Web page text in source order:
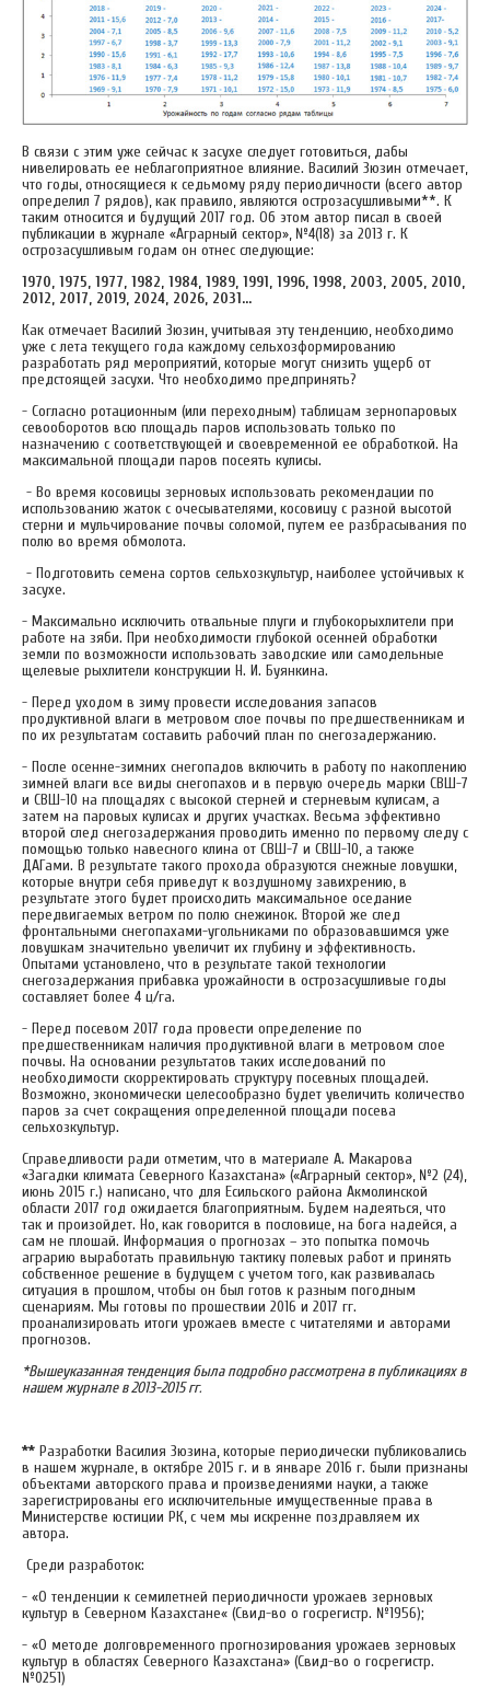
В связи с этим уже сейчас к засухе следует готовиться, дабы
нивелировать ее неблагоприятное влияние. Василий Зюзин отмечает,
что годы, относящиеся к седьмому ряду периодичности (всего автор
определил 7 рядов), как правило, являются острозасушливыми**. К
таким относится и будущий 2017 год. Об этом автор писал в своей
публикации в журнале «Аграрный сектор», №4(18) за 2013 г. К
острозасушливым годам он отнес следующие:
1970, 1975, 1977, 1982, 1984, 1989, 1991, 1996, 1998, 2003, 2005, 2010,
2012, 2017, 2019, 2024, 2026, 2031...
Как отмечает Василий Зюзин, учитывая эту тенденцию, необходимо
уже с лета текущего года каждому сельхозформированию
разработать ряд мероприятий, которые могут снизить ущерб от
предстоящей засухи. Что необходимо предпринять?
- Согласно ротационным (или переходным) таблицам зернопаровых
севооборотов всю площадь паров использовать только по
назначению с соответствующей и своевременной ее обработкой. На
максимальной площади паров посеять кулисы.
- Во время косовицы зерновых использовать рекомендации по
использованию жаток с очесывателями, косовицу с разной высотой
стерни и мульчирование почвы соломой, путем ее разбрасывания по
полю во время обмолота.
- Подготовить семена сортов сельхозкультур, наиболее устойчивых к
засухе.
- Максимально исключить отвальные плуги и глубокорыхлители при
работе на зяби. При необходимости глубокой осенней обработки
земли по возможности использовать заводские или самодельные
щелевые рыхлители конструкции Н. И. Буянкина.
- Перед уходом в зиму провести исследования запасов
продуктивной влаги в метровом слое почвы по предшественникам и
по их результатам составить рабочий план по снегозадержанию.
- После осенне-зимних снегопадов включить в работу по накоплению
зимней влаги все виды снегопахов и в первую очередь марки СВШ-7
и СВШ-10 на площадях с высокой стерней и стерневым кулисам, а
затем на паровых кулисах и других участках. Весьма эффективно
второй след снегозадержания проводить именно по первому следу с
помощью только навесного клина от СВШ-7 и СВШ-10, а также
ДАГами. В результате такого прохода образуются снежные ловушки,
которые внутри себя приведут к воздушному завихрению, в
результате этого будет происходить максимальное оседание
передвигаемых ветром по полю снежинок. Второй же след
фронтальными снегопахами-угольниками по образовавшимся уже
ловушкам значительно увеличит их глубину и эффективность.
Опытами установлено, что в результате такой технологии
снегозадержания прибавка урожайности в острозасушливые годы
составляет более 4 ц/га.
- Перед посевом 2017 года провести определение по
предшественникам наличия продуктивной влаги в метровом слое
почвы. На основании результатов таких исследований по
необходимости скорректировать структуру посевных площадей.
Возможно, экономически целесообразно будет увеличить количество
паров за счет сокращения определенной площади посева
сельхозкультур.
Справедливости ради отметим, что в материале А. Макарова
«Загадки климата Северного Казахстана» («Аграрный сектор», №2 (24),
июнь 2015 г.) написано, что для Есильского района Акмолинской
области 2017 год ожидается благоприятным. Будем надеяться, что
так и произойдет. Но, как говорится в пословице, на бога надейся, а
сам не плошай. Информация о прогнозах – это попытка помочь
аграрию выработать правильную тактику полевых работ и принять
собственное решение в будущем с учетом того, как развивалась
ситуация в прошлом, чтобы он был готов к разным погодным
сценариям. Мы готовы по прошествии 2016 и 2017 гг.
проанализировать итоги урожаев вместе с читателями и авторами
прогнозов.
*Вышеуказанная тенденция была подробно рассмотрена в публикациях в
нашем журнале в 2013-2015 гг.
** Разработки Василия Зюзина, которые периодически публиковались
в нашем журнале, в октябре 2015 г. и в январе 2016 г. были признаны
объектами авторского права и произведениями науки, а также
зарегистрированы его исключительные имущественные права в
Министерстве юстиции РК, с чем мы искренне поздравляем их
автора.
Среди разработок:
- «О тенденции к семилетней периодичности урожаев зерновых
культур в Северном Казахстане« (Свид-во о госрегистр. №1956);
- «О методе долговременного прогнозирования урожаев зерновых
культур в областях Северного Казахстана» (Свид-во о госрегистр.
№0251)